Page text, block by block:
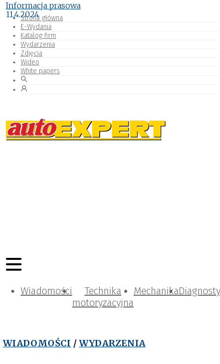
Strona główna
E-Wydania
Katalog firm
Wydarzenia
Zdjęcia
Wideo
White papers
Wiadomości
Technika
motoryzacyjna
Mechanika
WIADOMOŚCI / WYDARZENIA
Informacja prasowa
11.4.2024